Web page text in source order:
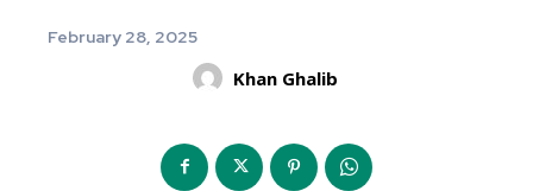
February 28, 2025
Khan Ghalib